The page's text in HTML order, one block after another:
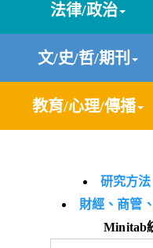
法律/政治
文/史/哲/期刊
教育/心理/傳播
研究方
財經、商管
Minitab